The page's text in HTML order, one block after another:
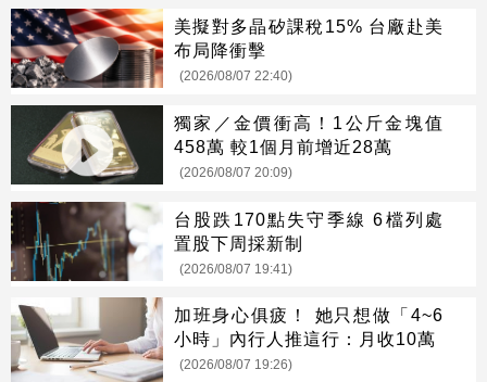
美擬對多晶矽課稅15% 台廠赴美
布局降衝擊
(2026/08/07 22:40)
獨家／金價衝高！1公斤金塊值
458萬 較1個月前增近28萬
(2026/08/07 20:09)
台股跌170點失守季線 6檔列處
置股下周採新制
(2026/08/07 19:41)
加班身心俱疲！ 她只想做「4~6
小時」內行人推這行：月收10萬
(2026/08/07 19:26)